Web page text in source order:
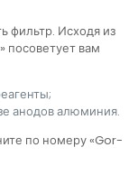
фильтр. Исходя из
посоветует вам
анодов алюминия.
по номеру «Gor-